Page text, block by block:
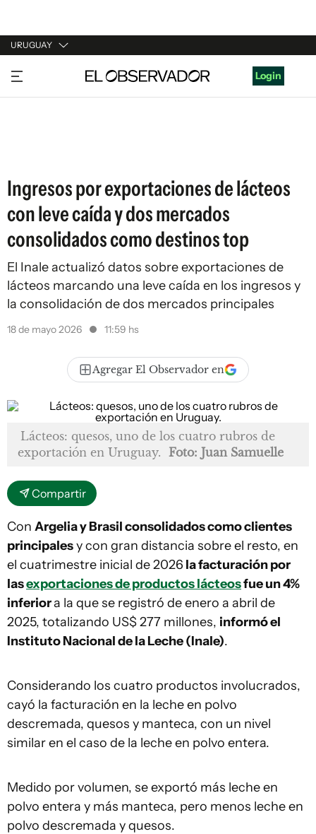
URUGUAY
URUGUAY
ARGENTINA
Login
Ingresos por exportaciones de lácteos
con leve caída y dos mercados
consolidados como destinos top
El Inale actualizó datos sobre exportaciones de
lácteos marcando una leve caída en los ingresos y
la consolidación de dos mercados principales
18 de mayo 2026 11:59 hs
Agregar El Observador en
Lácteos: quesos, uno de los cuatro rubros de
exportación en Uruguay. Foto: Juan Samuelle
Compartir
Con Argelia y Brasil consolidados como clientes
principalesy con gran distancia sobre el resto, en
el cuatrimestre inicial de 2026 la facturación por
lasexportaciones de productos lácteosfue un 4%
inferiora la que se registró de enero a abril de
2025, totalizando US$ 277 millones, informó el
Instituto Nacional de la Leche (Inale).
Considerando los cuatro productos involucrados,
cayó la facturación en la leche en polvo
descremada, quesos y manteca, con un nivel
similar en el caso de la leche en polvo entera.
Medido por volumen, se exportó más leche en
polvo entera y más manteca, pero menos leche en
polvo descremada y quesos.